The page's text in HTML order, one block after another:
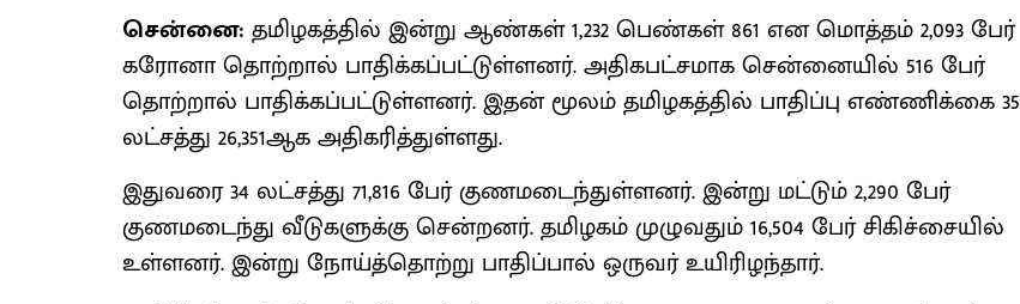
சென்னை: தமிழகத்தில் இன்று ஆண்கள் 1,232 பெண்கள் 861 என மொத்தம் 2,093 பேர்
கரோனா தொற்றால் பாதிக்கப்பட்டுள்ளனர். அதிகபட்சமாக சென்னையில் 516 பேர்
தொற்றால் பாதிக்கப்பட்டுள்ளனர். இதன் மூலம் தமிழகத்தில் பாதிப்பு எண்ணிக்கை 35
லட்சத்து 26,351ஆக அதிகரித்துள்ளது.
இதுவரை 34 லட்சத்து 71,816 பேர் குணமடைந்துள்ளனர். இன்று மட்டும் 2,290 பேர்
குணமடைந்து வீடுகளுக்கு சென்றனர். தமிழகம் முழுவதும் 16,504 பேர் சிகிச்சையில்
உள்ளனர். இன்று நோய்த்தொற்று பாதிப்பால் ஒருவர் உயிரிழந்தார்.